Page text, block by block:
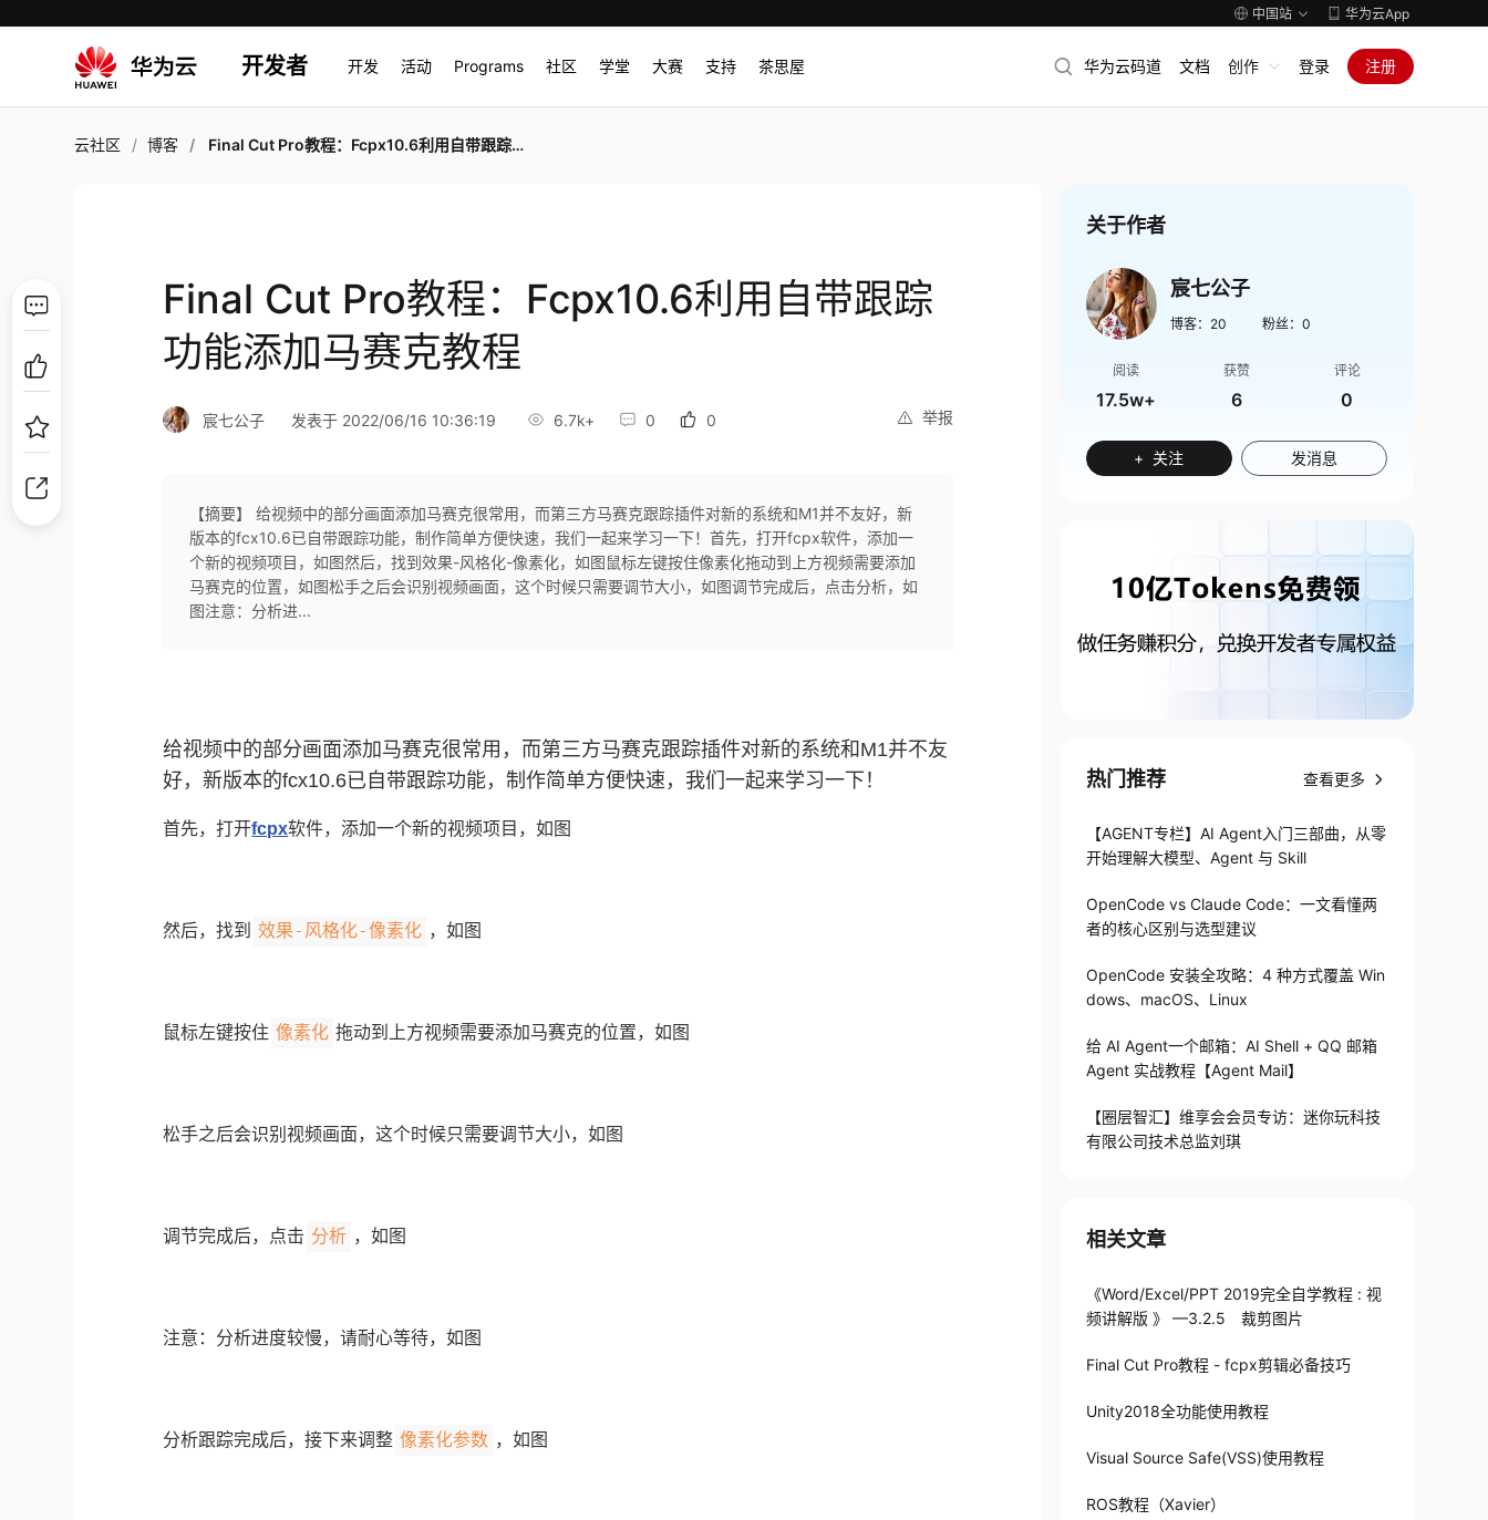
中国站 华为云App
开发者 开发 活动 Programs 社区 学堂 大赛 支持 茶思屋 华为云码道 文档 创作 登录 注册
云社区 博客 Final Cut Pro教程：Fcpx10.6利用自带跟踪功能添加马赛克教程
Final Cut Pro教程：Fcpx10.6利用自带跟踪
功能添加马赛克教程
举报
宸七公子 发表于 2022/06/16 10:36:19 6.7k+ 0 0
【摘要】 给视频中的部分画面添加马赛克很常用，而第三方马赛克跟踪插件对新的系统和M1并不友好，新
版本的fcx10.6已自带跟踪功能，制作简单方便快速，我们一起来学习一下！首先，打开fcpx软件，添加一
个新的视频项目，如图然后，找到效果-风格化-像素化，如图鼠标左键按住像素化拖动到上方视频需要添加
马赛克的位置，如图松手之后会识别视频画面，这个时候只需要调节大小，如图调节完成后，点击分析，如
图注意：分析进...
给视频中的部分画面添加马赛克很常用，而第三方马赛克跟踪插件对新的系统和M1并不友
好，新版本的fcx10.6已自带跟踪功能，制作简单方便快速，我们一起来学习一下！
首先，打开fcpx软件，添加一个新的视频项目，如图
然后，找到 效果-风格化-像素化 ，如图
鼠标左键按住 像素化 拖动到上方视频需要添加马赛克的位置，如图
松手之后会识别视频画面，这个时候只需要调节大小，如图
调节完成后，点击 分析 ，如图
注意：分析进度较慢，请耐心等待，如图
分析跟踪完成后，接下来调整 像素化参数 ，如图
关于作者
宸七公子
博客： 20 粉丝： 0
阅读
17.5w+
获赞
6
评论
0
+ 关注 发消息
热门推荐 查看更多
【AGENT专栏】AI Agent入门三部曲，从零
开始理解大模型、Agent 与 Skill
OpenCode vs Claude Code：一文看懂两
者的核心区别与选型建议
OpenCode 安装全攻略：4 种方式覆盖 Win
dows、macOS、Linux
给 AI Agent一个邮箱：AI Shell + QQ 邮箱
Agent 实战教程【Agent Mail】
【圈层智汇】维享会会员专访：迷你玩科技
有限公司技术总监刘琪
相关文章
《Word/Excel/PPT 2019完全自学教程 : 视
频讲解版 》 —3.2.5 裁剪图片
Final Cut Pro教程 - fcpx剪辑必备技巧
Unity2018全功能使用教程
Visual Source Safe(VSS)使用教程
ROS教程（Xavier）